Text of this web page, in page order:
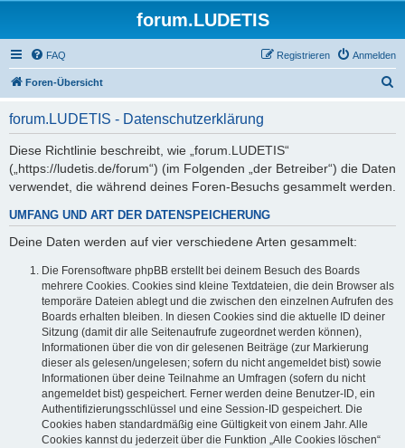
forum.LUDETIS
FAQ Anmelden
Registrieren
Foren-Übersicht
forum.LUDETIS - Datenschutzerklärung
Diese Richtlinie beschreibt, wie „forum.LUDETIS“
(„https://ludetis.de/forum“) (im Folgenden „der Betreiber“) die Daten
verwendet, die während deines Foren-Besuchs gesammelt werden.
UMFANG UND ART DER DATENSPEICHERUNG
Deine Daten werden auf vier verschiedene Arten gesammelt:
Die Forensoftware phpBB erstellt bei deinem Besuch des Boards
mehrere Cookies. Cookies sind kleine Textdateien, die dein Browser als
temporäre Dateien ablegt und die zwischen den einzelnen Aufrufen des
Boards erhalten bleiben. In diesen Cookies sind die aktuelle ID deiner
Sitzung (damit dir alle Seitenaufrufe zugeordnet werden können),
Informationen über die von dir gelesenen Beiträge (zur Markierung
dieser als gelesen/ungelesen; sofern du nicht angemeldet bist) sowie
Informationen über deine Teilnahme an Umfragen (sofern du nicht
angemeldet bist) gespeichert. Ferner werden deine Benutzer-ID, ein
Authentifizierungsschlüssel und eine Session-ID gespeichert. Die
Cookies haben standardmäßig eine Gültigkeit von einem Jahr. Alle
Cookies kannst du jederzeit über die Funktion „Alle Cookies löschen“